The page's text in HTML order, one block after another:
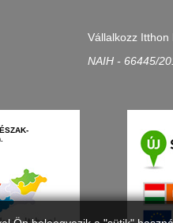
Vállalkozz Itthon
NAIH - 66445/